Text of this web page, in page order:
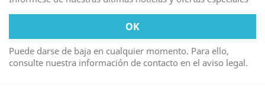
Puede darse de baja en cualquier momento. Para ello,
consulte nuestra información de contacto en el aviso legal.